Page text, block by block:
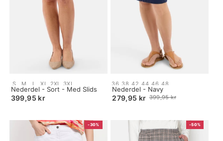
Nederdel - Sort - Med Slids
399,95 kr
Size:
S
selected
S M L XL 2XL 3XL
Nederdel - Navy
279,95 kr
Old
399,95 kr
Size:
34
selected
36 38 42 44 46 48
-30% -50%